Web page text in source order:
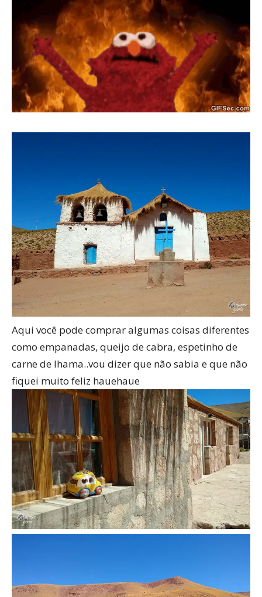
Aqui você pode comprar algumas coisas diferentes
como empanadas, queijo de cabra, espetinho de
carne de lhama..vou dizer que não sabia e que não
fiquei muito feliz hauehaue